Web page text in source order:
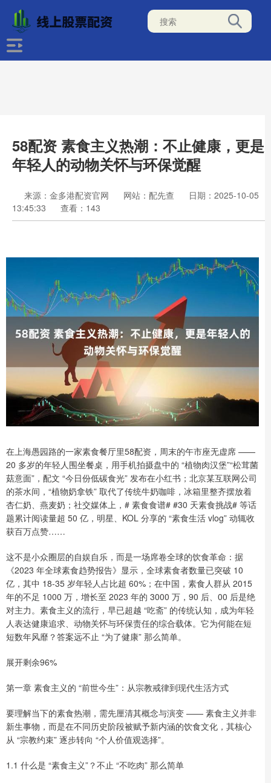
58配资 素食主义热潮：不止健康，更是
年轻人的动物关怀与环保觉醒
来源：金多港配资官网 网站：配先查
日期：2025-10-05
13:45:33
查看：143
在上海愚园路的一家素食餐厅里58配资，周末的午市座无虚席 ——
20 多岁的年轻人围坐餐桌，用手机拍摄盘中的 “植物肉汉堡”“松茸菌
菇意面”，配文 “今日份低碳食光” 发布在小红书；北京某互联网公司
的茶水间，“植物奶拿铁” 取代了传统牛奶咖啡，冰箱里整齐摆放着
杏仁奶、燕麦奶；社交媒体上，# 素食食谱# #30 天素食挑战# 等话
题累计阅读量超 50 亿，明星、KOL 分享的 “素食生活 vlog” 动辄收
获百万点赞……
这不是小众圈层的自娱自乐，而是一场席卷全球的饮食革命：据
《2023 年全球素食趋势报告》显示，全球素食者数量已突破 10
亿，其中 18-35 岁年轻人占比超 60%；在中国，素食人群从 2015
年的不足 1000 万，增长至 2023 年的 3000 万，90 后、00 后是绝
对主力。素食主义的流行，早已超越 “吃斋” 的传统认知，成为年轻
人表达健康追求、动物关怀与环保责任的综合载体。它为何能在短
短数年风靡？答案远不止 “为了健康” 那么简单。
展开剩余96%
第一章 素食主义的 “前世今生”：从宗教戒律到现代生活方式
要理解当下的素食热潮，需先厘清其概念与演变 —— 素食主义并非
新生事物，而是在不同历史阶段被赋予新内涵的饮食文化，其核心
从 “宗教约束” 逐步转向 “个人价值观选择”。
1.1 什么是 “素食主义”？不止 “不吃肉” 那么简单